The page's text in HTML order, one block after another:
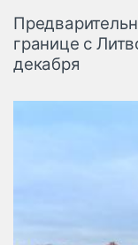
границе с
декабря